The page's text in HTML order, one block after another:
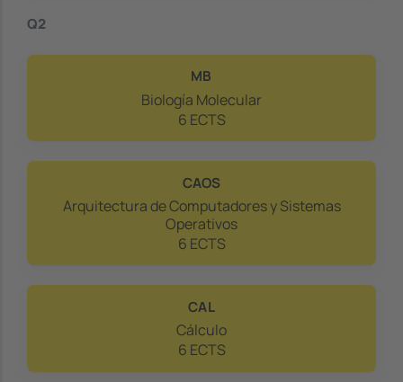
Q2
MB
Biología Molecular
6 ECTS
CAOS
Arquitectura de Computadores y Sistemas
Operativos
6 ECTS
CAL
Cálculo
6 ECTS